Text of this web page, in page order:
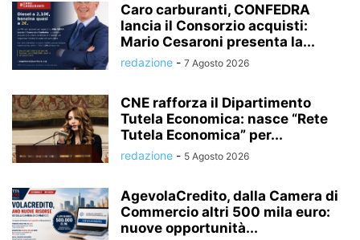
Caro carburanti, CONFEDRA
lancia il Consorzio acquisti:
Mario Cesaroni presenta la...
redazione - 7 Agosto 2026
CNE rafforza il Dipartimento
Tutela Economica: nasce “Rete
Tutela Economica” per...
redazione - 5 Agosto 2026
AgevolaCredito, dalla Camera di
Commercio altri 500 mila euro:
nuove opportunità...